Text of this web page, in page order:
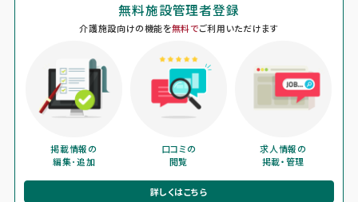
無料施設管理者登録
介護施設向けの機能を無料でご利用いただけます
掲載情報の
編集･追加
口コミの
閲覧
求人情報の
掲載・管理
詳しくはこちら